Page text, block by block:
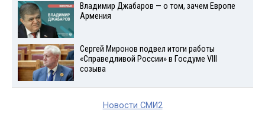
Владимир Джабаров — о том, зачем Европе
Армения
Сергей Миронов подвел итоги работы
«Справедливой России» в Госдуме VIII
созыва
Новости СМИ2